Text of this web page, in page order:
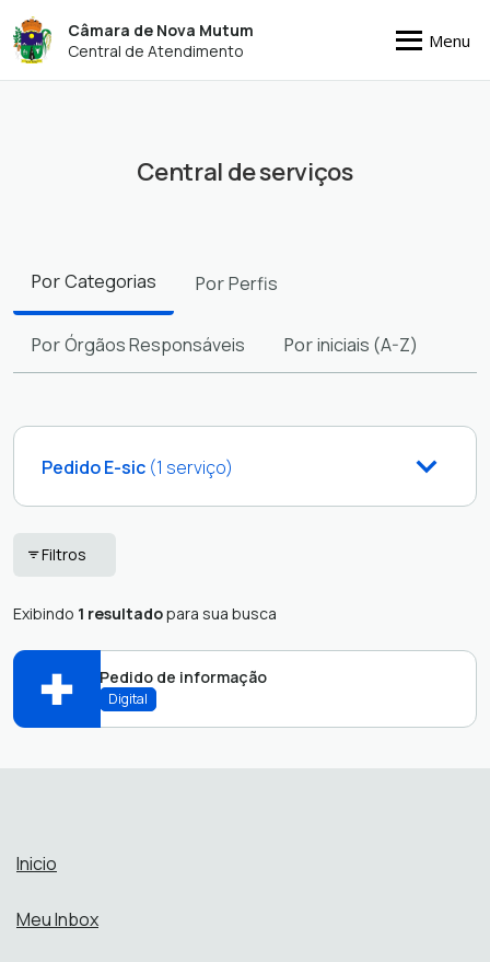
Câmara de Nova Mutum
Central de Atendimento
Menu
Central de serviços
PorCategorias PorPerfis
PorÓrgãos Responsáveis Poriniciais (A-Z)
Pedido E-sic (1 serviço)
Filtros
Exibindo 1 resultadopara sua busca
Pedido de informação
Digital
Inicio
Meu Inbox